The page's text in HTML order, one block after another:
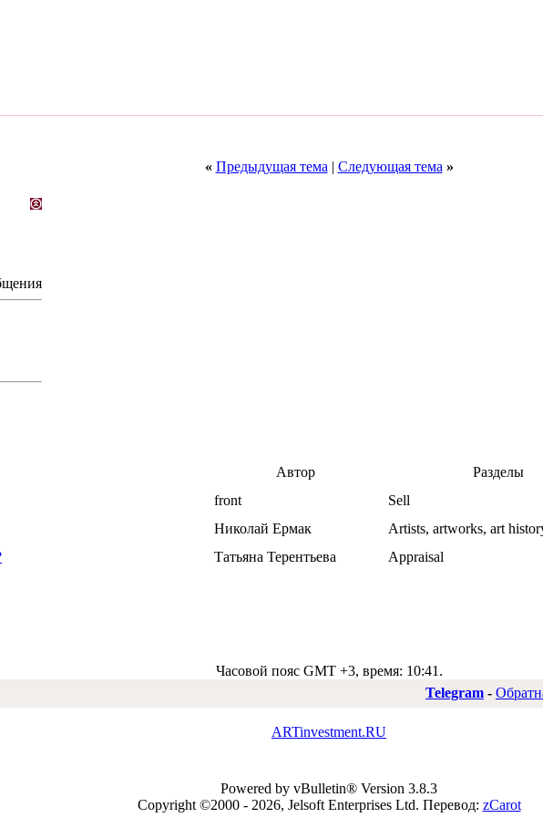
« Предыдущая тема | Следующая тема »
Автор Разделы
front Sell
Николай Ермак Artists, artworks, art
Татьяна Терентьева Appraisal
Часовой пояс GMT +3, время: 10:41 .
Telegram -
ARTinvestment.RU
Powered by vBulletin® Version 3.8.3
Copyright ©2000 - 2026, Jelsoft Enterprises Ltd. Перевод: zCarot